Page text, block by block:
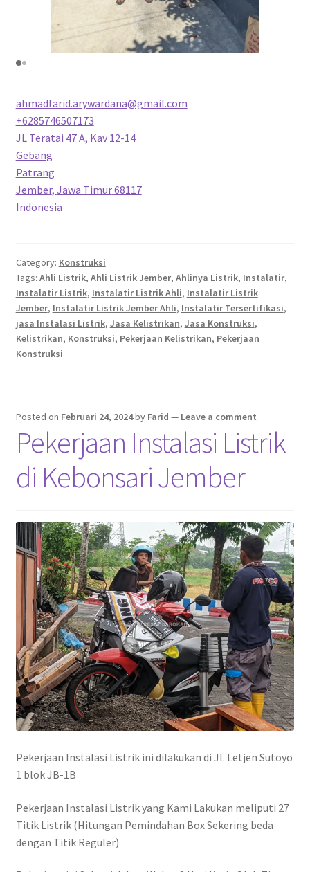
ahmadfarid.arywardana@gmail.com
+6285746507173
JL Teratai 47 A, Kav 12-14
Gebang
Patrang
Jember, Jawa Timur68117
Indonesia
Category: Konstruksi
Tags: Ahli Listrik, Ahli Listrik Jember, Ahlinya Listrik, Instalatir,
Instalatir Listrik, Instalatir Listrik Ahli, Instalatir Listrik
Jember, Instalatir Listrik Jember Ahli, Instalatir Tersertifikasi,
jasa Instalasi Listrik, Jasa Kelistrikan, Jasa Konstruksi,
Kelistrikan, Konstruksi, Pekerjaan Kelistrikan, Pekerjaan
Konstruksi
Posted on Februari 24, 2024by Farid — Leave a comment
Pekerjaan Instalasi Listrik
di Kebonsari Jember
Pekerjaan Instalasi Listrik ini dilakukan di Jl. Letjen Sutoyo
1 blok JB-1B
Pekerjaan Instalasi Listrik yang Kami Lakukan meliputi 27
Titik Listrik (Hitungan Pemindahan Box Sekering beda
dengan Titik Reguler)